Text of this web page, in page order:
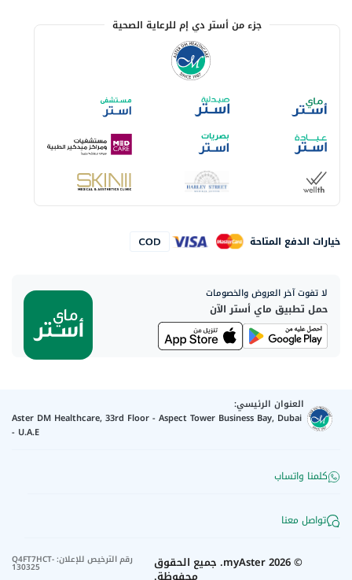
جزء من أستر دي إم للرعاية الصحية
خيارات الدفع المتاحة
لا تفوت آخر العروض والخصومات
حمل تطبيق ماي أستر الآن
العنوان الرئيسي:
Aster DM Healthcare, 33rd Floor - Aspect Tower Business Bay, Dubai
- U.A.E
كلمنا واتساب
تواصل معنا
©
2026
myAster. جميع الحقوق رقم الترخيص للإعلان:
Q4FT7HCT-
130325